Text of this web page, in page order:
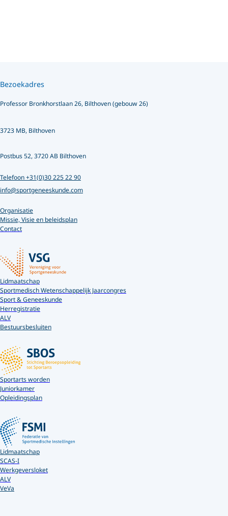
Organisatie
Missie, Visie en beleidsplan
Contact
Lidmaatschap
Sportmedisch Wetenschappelijk Jaarcongres
Sport & Geneeskunde
Herregistratie
ALV
Bestuursbesluiten
Sportarts worden
Juniorkamer
Opleidingsplan
Lidmaatschap
SCAS-I
Werkgeversloket
ALV
VeVa
Bezoekadres
Professor Bronkhorstlaan 26, Bilthoven (gebouw 26)
3723 MB, Bilthoven
Postbus 52, 3720 AB Bilthoven
Telefoon +31(0)30 225 22 90
info@sportgeneeskunde.com